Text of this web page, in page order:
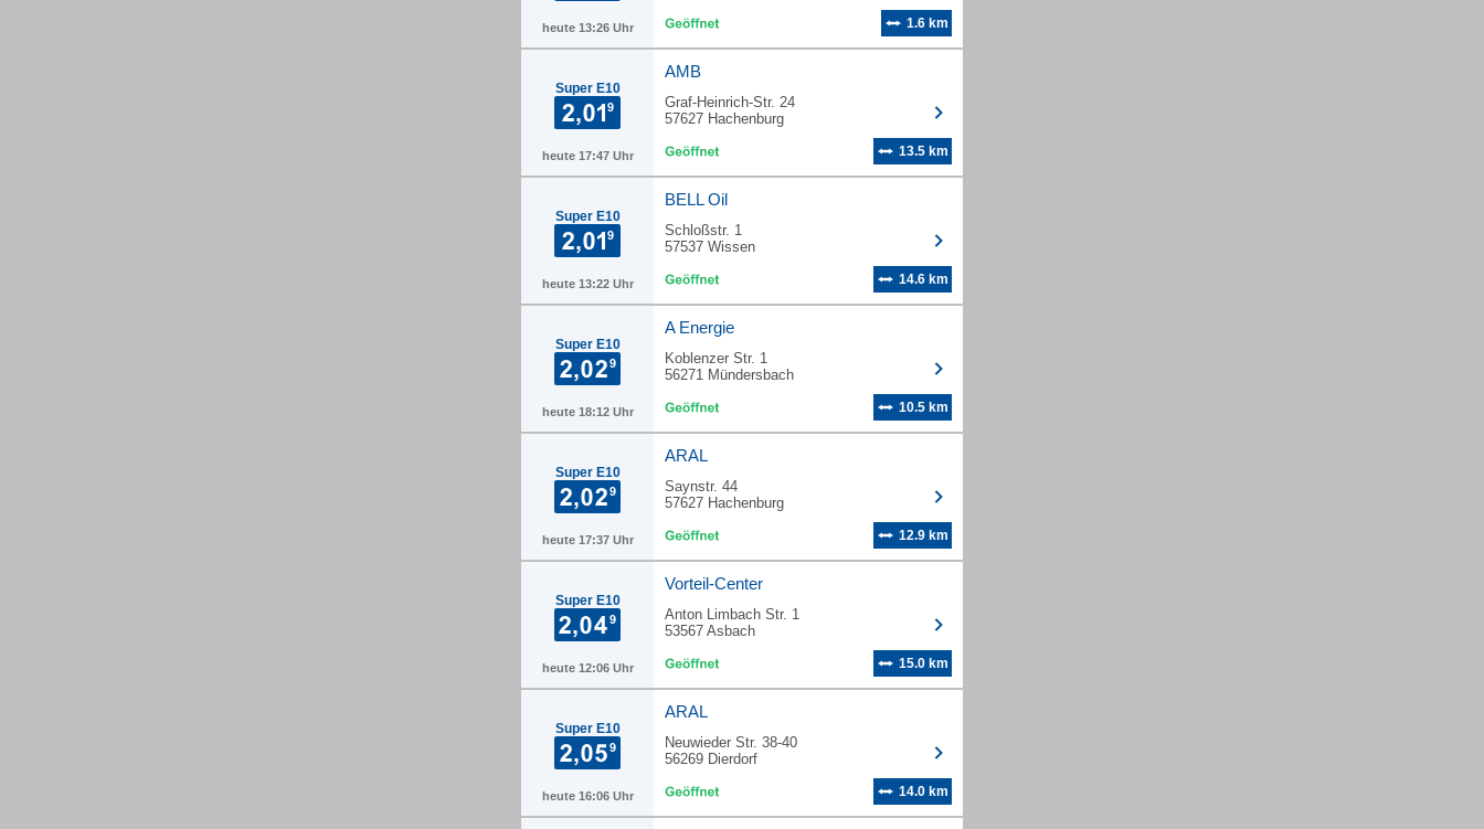
heute 13:26 Uhr 1.6 km
Super E10
heute 17:47 Uhr
AMB
Graf-Heinrich-Str. 24
57627 Hachenburg
13.5 km
Super E10
heute 13:22 Uhr
BELL Oil
Schloßstr. 1
57537 Wissen
14.6 km
Super E10
heute 18:12 Uhr
A Energie
Koblenzer Str. 1
56271 Mündersbach
10.5 km
Super E10
heute 17:37 Uhr
ARAL
Saynstr. 44
57627 Hachenburg
12.9 km
Super E10
heute 12:06 Uhr
Vorteil-Center
Anton Limbach Str. 1
53567 Asbach
15.0 km
Super E10
heute 16:06 Uhr
ARAL
Neuwieder Str. 38-40
56269 Dierdorf
14.0 km